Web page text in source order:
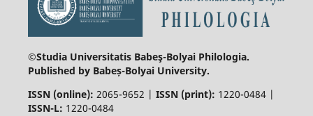
©Studia Universitatis Babeş-Bolyai Philologia.
Published by Babeș-Bolyai University.
ISSN (online): 2065-9652 | ISSN (print): 1220-0484 |
ISSN-L: 1220-0484